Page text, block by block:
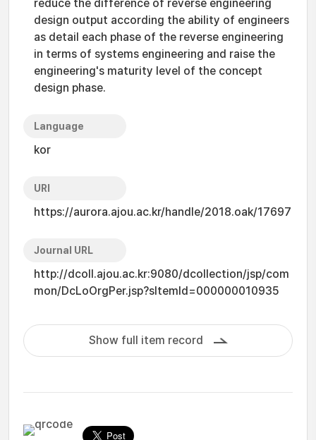
reduce the difference of reverse engineering
design output according the ability of engineers
as detail each phase of the reverse engineering
in terms of systems engineering and raise the
engineering's maturity level of the concept
design phase.
Language
kor
URI
https://aurora.ajou.ac.kr/handle/2018.oak/17697
Journal URL
http://dcoll.ajou.ac.kr:9080/dcollection/jsp/com
mon/DcLoOrgPer.jsp?sItemId=000000010935
Show full item record